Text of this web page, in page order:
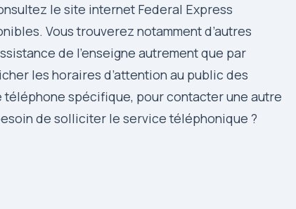
le site internet Federal Express
Vous trouverez notamment d’autres
de l’enseigne autrement que par
les horaires d’attention au public des
téléphone spécifique, pour contacter une autre
de solliciter le service téléphonique ?